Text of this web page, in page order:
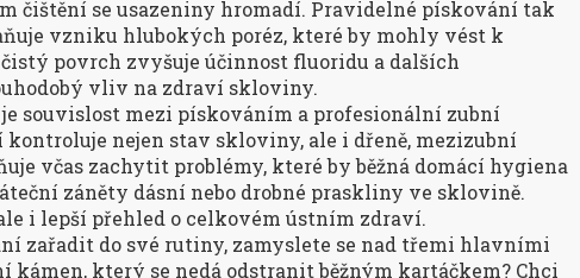
čištění se usazeniny hromadí. Pravidelné pískování tak
vzniku hlubokých poréz, které by mohly vést k
povrch zvyšuje účinnost fluoridu a dalších
vliv na zdraví skloviny.
souvislost mezi pískováním a profesionální zubní
nejen stav skloviny, ale i dřeně, mezizubní
včas zachytit problémy, které by běžná domácí hygiena
záněty dásní nebo drobné praskliny ve sklovině.
i lepší přehled o celkovém ústním zdraví.
zařadit do své rutiny, zamyslete se nad třemi hlavními
kámen, který se nedá odstranit běžným kartáčkem? Chci